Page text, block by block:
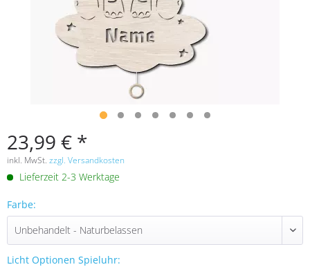
23,99 € *
inkl. MwSt. zzgl. Versandkosten
Lieferzeit 2-3 Werktage
Farbe:
Licht Optionen Spieluhr: